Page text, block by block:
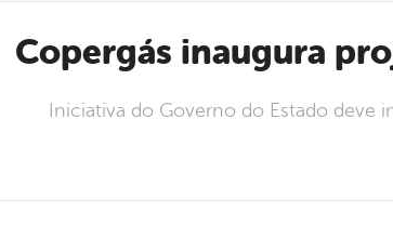
Copergás inaugura
Iniciativa do Governo do Estado deve